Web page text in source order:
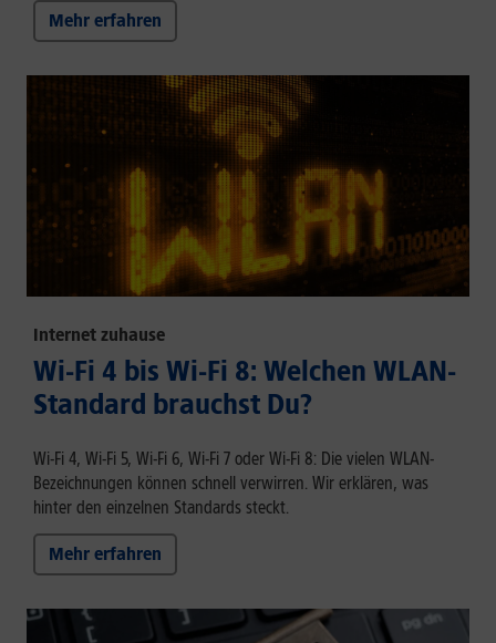
Mehr erfahren
Internet zuhause
Wi-Fi 4 bis Wi-Fi 8: Welchen WLAN-
Standard brauchst Du?
Wi-Fi 4, Wi-Fi 5, Wi-Fi 6, Wi-Fi 7 oder Wi-Fi 8: Die vielen WLAN-
Bezeichnungen können schnell verwirren. Wir erklären, was
hinter den einzelnen Standards steckt.
Mehr erfahren